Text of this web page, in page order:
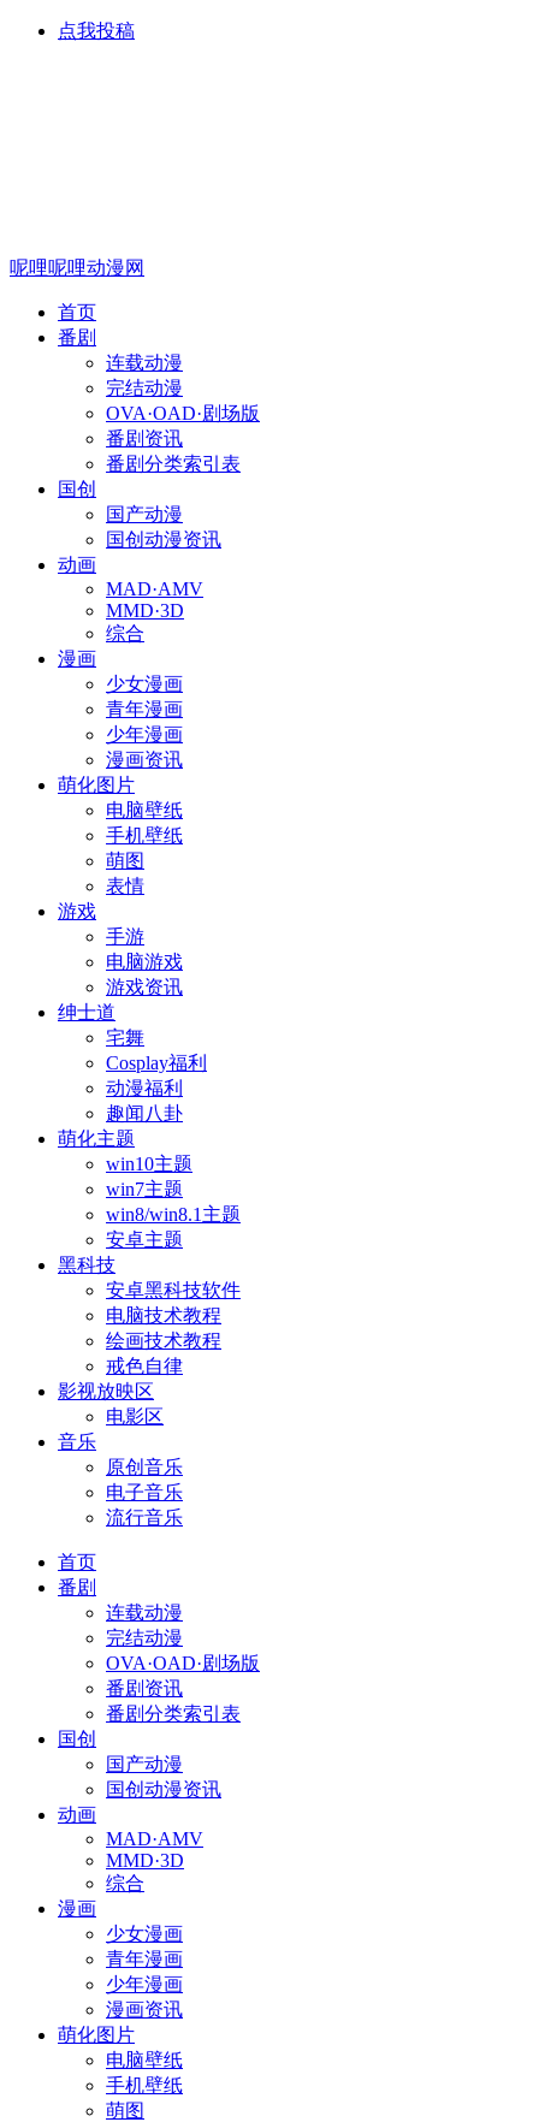
点我投稿
呢哩呢哩动漫网
首页
番剧
连载动漫
完结动漫
OVA·OAD·剧场版
番剧资讯
番剧分类索引表
国创
国产动漫
国创动漫资讯
动画
MAD·AMV
MMD·3D
综合
漫画
少女漫画
青年漫画
少年漫画
漫画资讯
萌化图片
电脑壁纸
手机壁纸
萌图
表情
游戏
手游
电脑游戏
游戏资讯
绅士道
宅舞
Cosplay福利
动漫福利
趣闻八卦
萌化主题
win10主题
win7主题
win8/win8.1主题
安卓主题
黑科技
安卓黑科技软件
电脑技术教程
绘画技术教程
戒色自律
影视放映区
电影区
音乐
原创音乐
电子音乐
流行音乐
首页
番剧
连载动漫
完结动漫
OVA·OAD·剧场版
番剧资讯
番剧分类索引表
国创
国产动漫
国创动漫资讯
动画
MAD·AMV
MMD·3D
综合
漫画
少女漫画
青年漫画
少年漫画
漫画资讯
萌化图片
电脑壁纸
手机壁纸
萌图